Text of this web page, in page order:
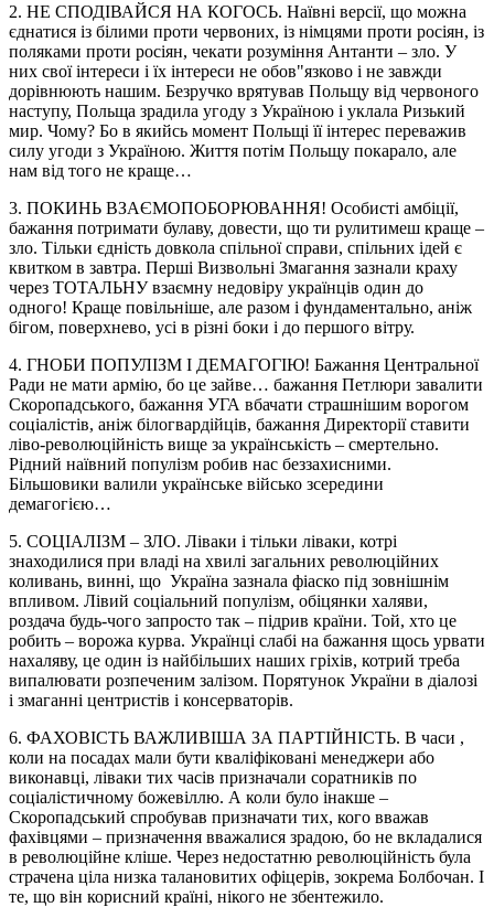
2. НЕ СПОДІВАЙСЯ НА КОГОСЬ. Наївні версії, що можна
єднатися із білими проти червоних, із німцями проти росіян, із
поляками проти росіян, чекати розуміння Антанти – зло. У
них свої інтереси і їх інтереси не обов"язково і не завжди
дорівнюють нашим. Безручко врятував Польщу від червоного
наступу, Польща зрадила угоду з Україною і уклала Ризький
мир. Чому? Бо в якийсь момент Польщі її інтерес переважив
силу угоди з Україною. Життя потім Польщу покарало, але
нам від того не краще…
3. ПОКИНЬ ВЗАЄМОПОБОРЮВАННЯ! Особисті амбіції,
бажання потримати булаву, довести, що ти рулитимеш краще –
зло. Тільки єдність довкола спільної справи, спільних ідей є
квитком в завтра. Перші Визвольні Змагання зазнали краху
через ТОТАЛЬНУ взаємну недовіру українців один до
одного! Краще повільніше, але разом і фундаментально, аніж
бігом, поверхнево, усі в різні боки і до першого вітру.
4. ГНОБИ ПОПУЛІЗМ І ДЕМАГОГІЮ! Бажання Центральної
Ради не мати армію, бо це зайве… бажання Петлюри завалити
Скоропадського, бажання УГА вбачати страшнішим ворогом
соціалістів, аніж білогвардійців, бажання Директорії ставити
ліво-революційність вище за українськість – смертельно.
Рідний наївний популізм робив нас беззахисними.
Більшовики валили українське військо зсередини
демагогією…
5. СОЦІАЛІЗМ – ЗЛО. Ліваки і тільки ліваки, котрі
знаходилися при владі на хвилі загальних революційних
коливань, винні, що Україна зазнала фіаско під зовнішнім
впливом. Лівий соціальний популізм, обіцянки халяви,
роздача будь-чого запросто так – підрив країни. Той, хто це
робить – ворожа курва. Українці слабі на бажання щось урвати
нахаляву, це один із найбільших наших гріхів, котрий треба
випалювати розпеченим залізом. Порятунок України в діалозі
і змаганні центристів і консерваторів.
6. ФАХОВІСТЬ ВАЖЛИВІША ЗА ПАРТІЙНІСТЬ. В часи ,
коли на посадах мали бути кваліфіковані менеджери або
виконавці, ліваки тих часів призначали соратників по
соціалістичному божевіллю. А коли було інакше –
Скоропадський спробував призначати тих, кого вважав
фахівцями – призначення вважалися зрадою, бо не вкладалися
в революційне кліше. Через недостатню революційність була
страчена ціла низка талановитих офіцерів, зокрема Болбочан. І
те, що він корисний країні, нікого не збентежило.